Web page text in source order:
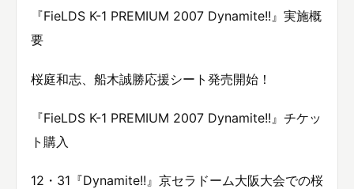
『FieLDS K-1 PREMIUM 2007 Dynamite!!』実施概
要
桜庭和志、船木誠勝応援シート発売開始！
『FieLDS K-1 PREMIUM 2007 Dynamite!!』チケッ
ト購入
12・31『Dynamite!!』京セラドーム大阪大会での桜